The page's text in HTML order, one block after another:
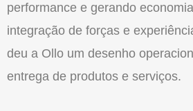
performance e gerando
integração de forças e
deu a Ollo um desenho
entrega de produtos e serviços.